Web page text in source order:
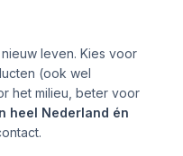
leven. Kies voor
(ook wel
het milieu, beter voor
heel Nederland én